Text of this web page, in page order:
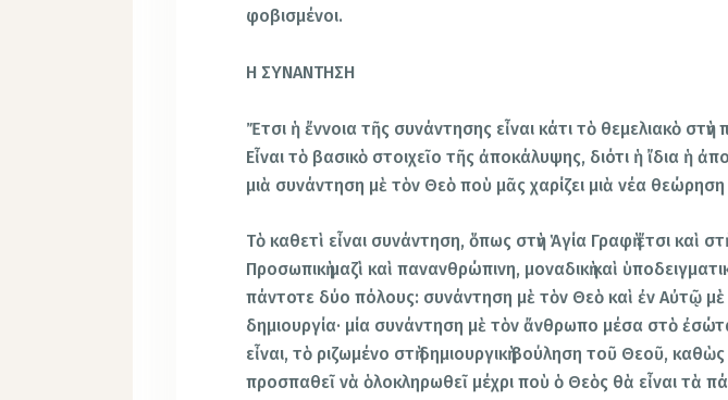
φοβισμένοι.
Η ΣΥΝΑΝΤΗΣΗ
Ἔτσι ἡ ἔννοια τῆς συνάντησης εἶναι κάτι τὸ θεμελιακὸ στὴν
Εἶναι τὸ βασικὸ στοιχεῖο τῆς ἀποκάλυψης, διότι ἡ ἴδια ἡ
μιὰ συνάντηση μὲ τὸν Θεὸ ποὺ μᾶς χαρίζει μιὰ νέα
Τὸ καθετὶ εἶναι συνάντηση, ὅπως στὴν Ἁγία Γραφὴ ἔτσι καὶ
Προσωπικὴ μαζὶ καὶ πανανθρώπινη, μοναδικὴ καὶ
πάντοτε δύο πόλους: συνάντηση μὲ τὸν Θεὸ καὶ ἐν Αὐτῷ μὲ
δημιουργία· μία συνάντηση μὲ τὸν ἄνθρωπο μέσα στὸ
εἶναι, τὸ ριζωμένο στὴ δημιουργικὴ βούληση τοῦ Θεοῦ,
προσπαθεῖ νὰ ὁλοκληρωθεῖ μέχρι ποὺ ὁ Θεὸς θὰ εἶναι τὰ